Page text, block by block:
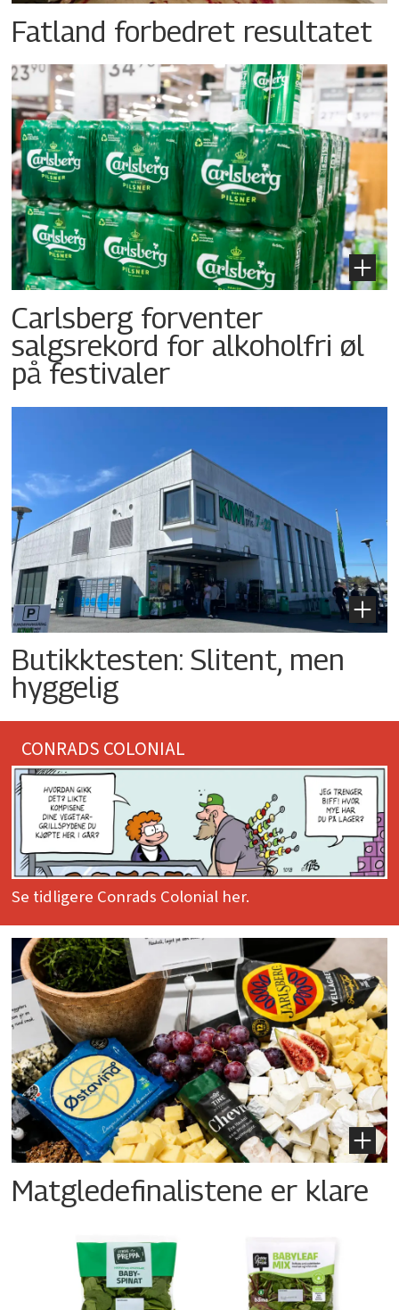
Fatland forbedret resultatet
Carlsberg forventer
salgsrekord for alkoholfri øl
på festivaler
Butikktesten: Slitent, men
hyggelig
CONRADS COLONIAL
Se tidligere Conrads Colonial her.
Matgledefinalistene er klare